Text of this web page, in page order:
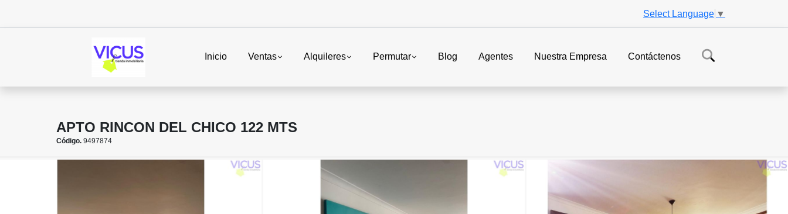
Select Language ▼
Inicio Ventas Alquileres Permutar Blog Agentes Nuestra Empresa Contáctenos
APTO RINCON DEL CHICO 122 MTS
Código. 9497874